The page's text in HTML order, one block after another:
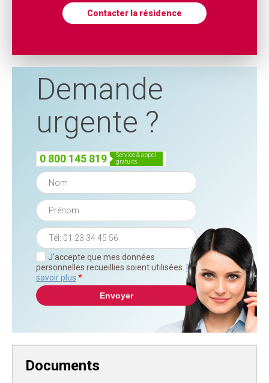
Contacter la résidence
Demande
urgente ?
0 800 145 819
service & appel
gratuits
J'accepte que mes données
personnelles recueillies soient utilisées. En
savoir plus *
Documents